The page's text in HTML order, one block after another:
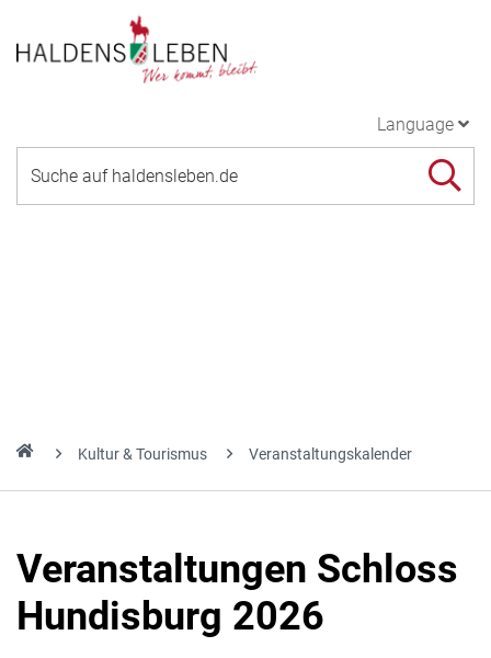
Language
Kultur & Tourismus Veranstaltungskalender
Veranstaltungen Schloss
Hundisburg 2026